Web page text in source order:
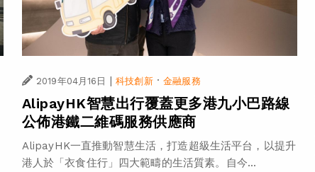
2019年04月16日 | 科技創新·金融服務
AlipayHK智慧出行覆蓋更多港九小巴路線
公佈港鐵二維碼服務供應商
AlipayHK一直推動智慧生活，打造超級生活平台，以提升
港人於「衣食住行」四大範疇的生活質素。自今...